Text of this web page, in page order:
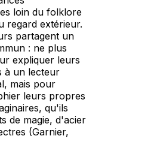
loin du folklore
regard extérieur.
partagent un
: ne plus
expliquer leurs
à un lecteur
mais pour
leurs propres
qu'ils
de magie, d'acier
(Garnier,